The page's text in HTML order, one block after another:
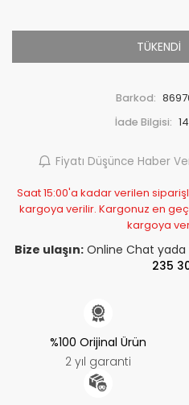
TÜKENDİ
Barkod:
İade Bilgisi:
Fiyatı Düşünce Haber
Saat 15:00'a kadar verilen
kargoya verilir. Kargonuz en geç
kargoya
Bize ulaşın:Online Chat yada
235
%100 Orijinal Ürün
2 yıl garanti